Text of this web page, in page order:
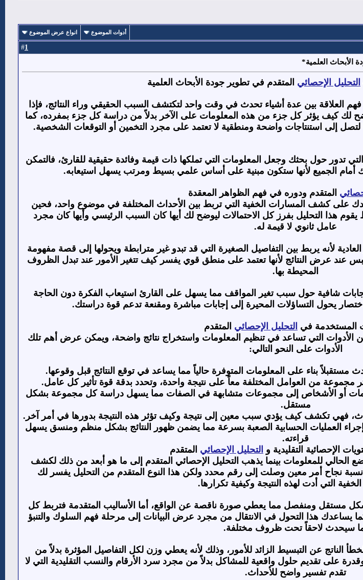
أدوات الموضوع انواع عرض الموضوع
1
الأبحاث العلمية*
التحليل الإحصائي المتقدم في تطوير جودة الأبحاث العلمية
العلاقة بين عدة أشياء تحدث في وقت واحد لتكتشف السبب الحقيقي وراء النتائج، فإذا
لك كيف يؤثر كل جزء من هذه المعلومات على الآخر بدلاً من دراسة كل جزء بمفرده، كما
إلى استنتاجات واضحة ومنطقية لا تعتمد على مجرد التخمين أو التوقعات الشخصية.
تدور حول بحثك وجعل المعلومات التي تملكها ذات قيمة وفائدة حقيقية للقارئ، فالتمكن
أمام الجميع لأنها ستكون مبنية على أساس علمي بسيط ومرتب يسهل استيعابه.
المتقدم ودوره في فهم الظواهر المعقدة
على كشف المسارات الخفية التي تربط بين الأحداث المختلفة في موضوع واحد، فحين
هذا التحليل بفرز كل الاحتمالات ليوضح لك أيها كان السبب الرئيسي وأيها كان مجرد
عامل ثانوي لا قيمة له.
لأنه يربط بين التفاصيل الصغيرة التي قد تبدو غير مترابطة ويحولها إلى قصة مفهومة
عند عرض النتائج لأنها تعتمد على منطق قوي يفسر كيف تتغير الأمور عند تبدل الظروف
المحيطة بها.
شافية حول سبب تغير المواقف مما يسهل على القارئ استيعاب الفكرة دون الحاجة
يحول التساؤلات المحيرة إلى إجابات مباشرة ومقنعة تدعم قوة دراستك.
المستخدمة في التحليل الإحصائي المتقدم
الأدوات التي تساعد في تنظيم المعلومات واستخراج نتائج واضحة، ويمكن عرض أهم تلك
الأدوات على النحو التالي:
بناء على المعلومات المتوفرة حالياً مما يساعد في توقع النتائج قبل وقوعها.
مجموعة من العوامل المختلفة معاً على نتيجة واحدة، وتحدد بدقة قوة تأثير كل عامل.
أو الأشخاص إلى مجموعات متشابهة في الصفات مما يسهل دراسة كل مجموعة بشكل
مستقل.
فهي تكشف كيف يؤدي سبب معين إلى نتيجة وكيف تؤثر هذه النتيجة بدورها في أمر آخر.
العمليات الحسابية الصعبة بسرعة مما يضمن ظهور النتائج بشكل منظم ومنسق يسهل
قراءته.
الإحصائية التقليدية و التحليل الإحصائي المتقدم
الحالي للمعلومات بينما يذهب التحليل الإحصائي المتقدم إلى ما هو أبعد من ذلك لكشف
نجاح أمر معين وصلت إلى رقم محدد ولكن هذا النوع المتقدم من التحليل يفسر لك
الخفية التي أدت لهذه النتيجة وكيفية تكرارها.
مستقل ومنفصل مما يعطي صورة ناقصة عن الواقع، أما الأساليب المتقدمة فتربط كل
يساعدك هذا التحول في الانتقال من مجرد عرض البيانات إلى مرحلة فهم السلوك والتنبؤ
سيحدث لاحقاً تحت ظروف مختلفة.
الناتج عن التبسيط الزائد للأمور، وذلك لأنه يعطي وزن لكل التفاصيل المؤثرة بدلاً من
على تقديم حلول واقعية للمشاكل بدلاً من مجرد سرد الأرقام والنسب التقليدية التي لا
تقدم تفسير واضح للأحداث.